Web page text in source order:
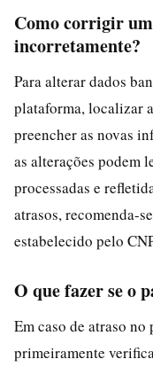
Como corrigir
incorretamente?
Para alterar dados
plataforma, localizar
preencher as novas
as alterações podem
processadas e
atrasos, recomenda-
estabelecido pelo
O que fazer se o
Em caso de atraso
primeiramente